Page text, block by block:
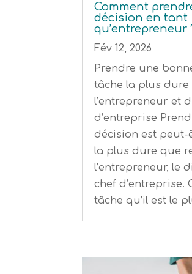
Comment
décision en tant
qu’entrepreneur
Fév 12, 2026
Prendre une
tâche la plus dure
l’entrepreneur et
d’entreprise
décision est peut-
la plus dure que
l’entrepreneur, le
chef d’entreprise.
tâche qu’il est le